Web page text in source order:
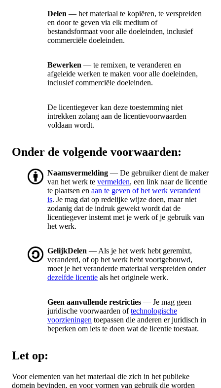
Delen — het materiaal te kopiëren, te verspreiden
en door te geven via elk medium of
bestandsformaat voor alle doeleinden, inclusief
commerciële doeleinden.
Bewerken — te remixen, te veranderen en
afgeleide werken te maken voor alle doeleinden,
inclusief commerciële doeleinden.
De licentiegever kan deze toestemming niet
intrekken zolang aan de licentievoorwaarden
voldaan wordt.
Onder de volgende voorwaarden:
Naamsvermelding — De gebruiker dient de maker
van het werk te vermelden, een link naar de licentie
te plaatsen en aan te geven of het werk veranderd
is. Je mag dat op redelijke wijze doen, maar niet
zodanig dat de indruk gewekt wordt dat de
licentiegever instemt met je werk of je gebruik van
het werk.
GelijkDelen — Als je het werk hebt geremixt,
veranderd, of op het werk hebt voortgebouwd,
moet je het veranderde materiaal verspreiden onder
dezelfde licentie als het originele werk.
Geen aanvullende restricties — Je mag geen
juridische voorwaarden oftechnologische
voorzieningen toepassen die anderen er juridisch in
beperken om iets te doen wat de licentie toestaat.
Let op:
Voor elementen van het materiaal die zich in het publieke
domein bevinden, en voor vormen van gebruik die worden